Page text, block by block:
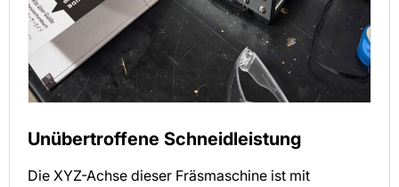
Unübertroffene Schneidleistung
Die XYZ-Achse dieser Fräsmaschine ist mit